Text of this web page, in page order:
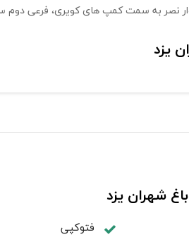
یزد
شهران یزد
فتوکپی